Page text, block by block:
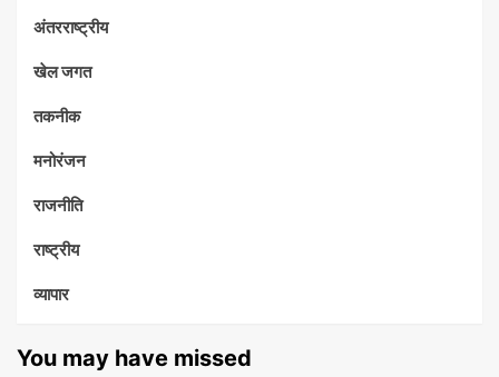
अंतरराष्ट्रीय
खेल जगत
तकनीक
मनोरंजन
राजनीति
राष्ट्रीय
व्यापार
You may have missed